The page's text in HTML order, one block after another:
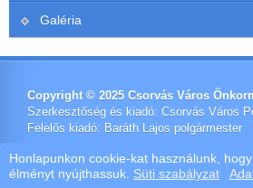
Honlapunkon cookie-kat használunk,
élményt nyújthassuk. Süti szabályzat
Galéria
Copyright © 2025 Csorvás Város
Szerkesztőség és kiadó: Csorvás Város
Felelős kiadó: Baráth Lajos polgármester
Impresszum
Ötletes Megoldások Kft.